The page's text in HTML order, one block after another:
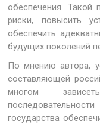
обеспечения. Такой
риски, повысить
обеспечить
будущих поколений
По мнению автора,
составляющей
многом
государства